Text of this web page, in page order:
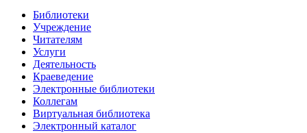
Библиотеки
Учреждение
Читателям
Услуги
Деятельность
Краеведение
Электронные библиотеки
Коллегам
Виртуальная библиотека
Электронный каталог